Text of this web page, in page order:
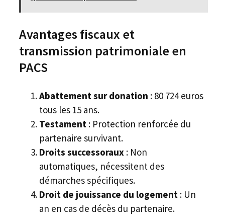
Avantages fiscaux et
transmission patrimoniale en
PACS
Abattement sur donation : 80 724 euros
tous les 15 ans.
Testament : Protection renforcée du
partenaire survivant.
Droits successoraux : Non
automatiques, nécessitent des
démarches spécifiques.
Droit de jouissance du logement : Un
an en cas de décès du partenaire.